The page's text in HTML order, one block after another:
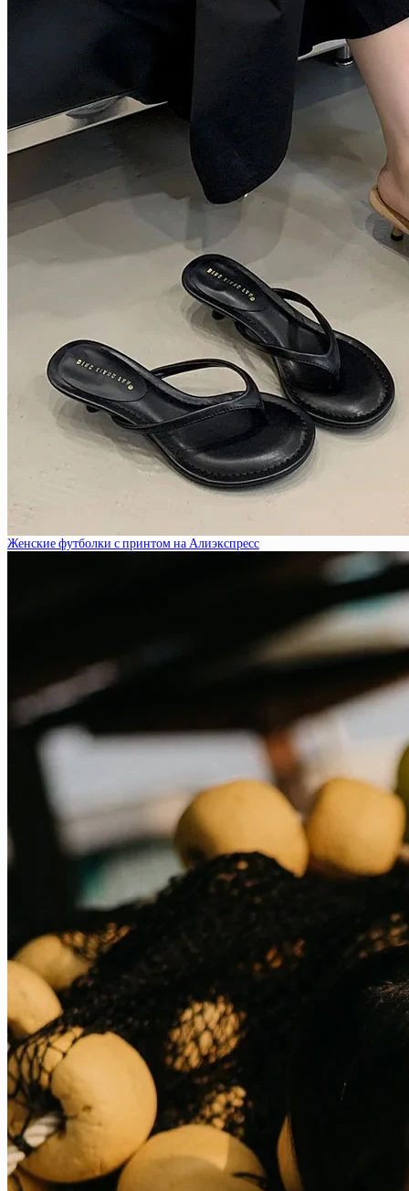
Женские футболки с принтом на Алиэкспресс